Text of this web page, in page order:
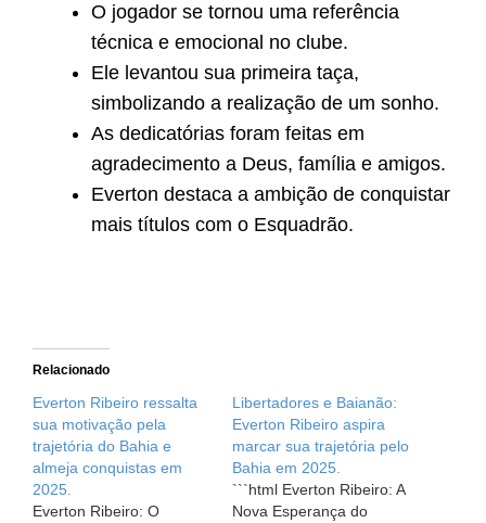
O jogador se tornou uma referência
técnica e emocional no clube.
Ele levantou sua primeira taça,
simbolizando a realização de um sonho.
As dedicatórias foram feitas em
agradecimento a Deus, família e amigos.
Everton destaca a ambição de conquistar
mais títulos com o Esquadrão.
Relacionado
Everton Ribeiro ressalta
sua motivação pela
trajetória do Bahia e
almeja conquistas em
2025.
Everton Ribeiro: O
Libertadores e Baianão:
Everton Ribeiro aspira
marcar sua trajetória pelo
Bahia em 2025.
```html Everton Ribeiro: A
Nova Esperança do